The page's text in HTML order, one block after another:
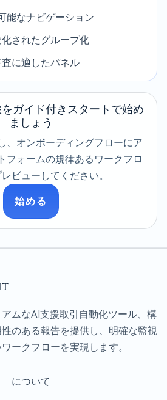
能なナビゲーション
されたグループ化
に適したパネル
ガイド付きスタートで始め
ましょう
、オンボーディングフローにア
フォームの規律あるワークフロ
ビューしてください。
始める
ムなAI支援取引自動化ツール、構
のある報告を提供し、明確な監視
ークフローを実現します。
について